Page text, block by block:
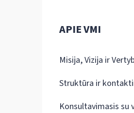
APIE VMI
Misija, Vizija ir
Struktūra ir
Konsultavimasis su